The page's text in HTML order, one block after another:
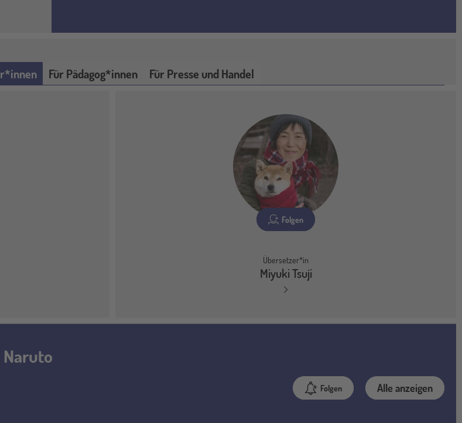
Für Pädagog*innen Für Presse und Handel
Folgen
Übersetzer*in
Miyuki Tsuji
Folgen Alle anzeigen